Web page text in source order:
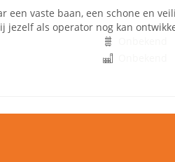
een vaste baan, een schone en
jezelf als operator nog kan